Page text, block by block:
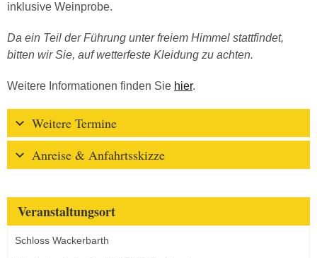
inklusive Weinprobe.
Da ein Teil der Führung unter freiem Himmel stattfindet,
bitten wir Sie, auf wetterfeste Kleidung zu achten.
Weitere Informationen finden Sie hier.
Weitere Termine
Anreise & Anfahrtsskizze
Veranstaltungsort
Schloss Wackerbarth